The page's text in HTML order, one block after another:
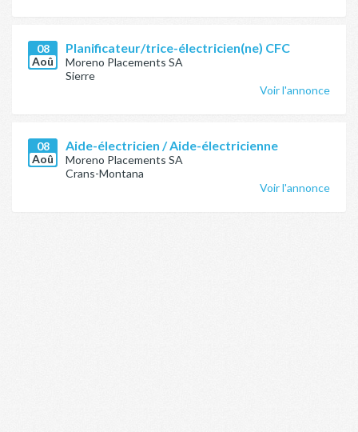
08
Aoû
Planificateur/trice-électricien(ne) CFC
Moreno Placements SA
Sierre
Voir l'annonce
08
Aoû
Aide-électricien / Aide-électricienne
Moreno Placements SA
Crans-Montana
Voir l'annonce